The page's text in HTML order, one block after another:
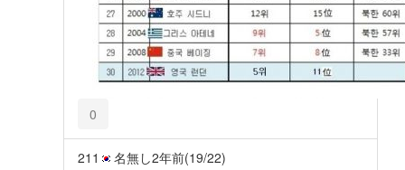
0
211 名無し2年前(19/22)